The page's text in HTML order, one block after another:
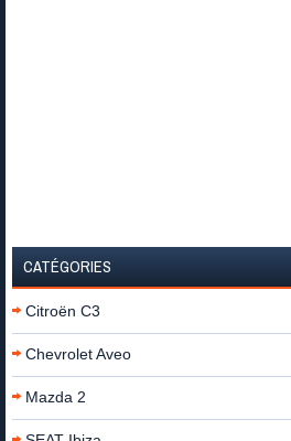
CATÉGORIES
Citroën C3
Chevrolet Aveo
Mazda 2